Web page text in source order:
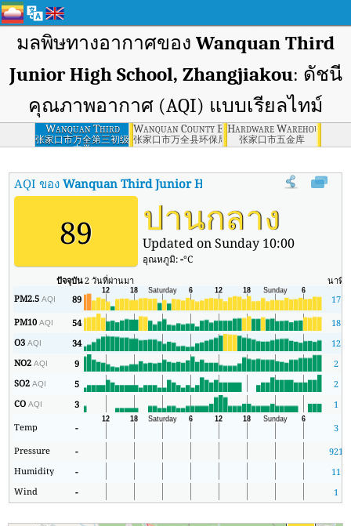
มลพิษทางอากาศของ Wanquan Third
Junior High School, Zhangjiakou: ดัชนี
คุณภาพอากาศ (AQI) แบบเรียลไทม์
Wanquan Third
Junior High School,
Zhangjiakou
张家口市万全第三初级
中学
Wanquan County Environmental Protection
张家口市万全县环保局
Hardware Warehouse,
张家口市五金库
AQI ของWanquan Third Junior High School, Zhangjiakou
89 ปานกลาง
Updated on Sunday 10:00
อุณหภูมิ:-°C
ปัจจุบัน2 วันที่ผ่านมา นาที
PM2.5AQI 89 17
PM10AQI 54
18
O3AQI 34
12
NO2AQI 9
2
SO2AQI 5
2
COAQI 3
1
Temp
-
3
Pressure
- 921
Humidity
-
11
Wind
- 1